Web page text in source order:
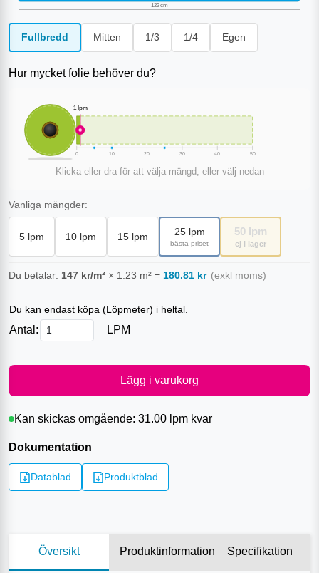
123cm
Fullbredd Mitten 1/3 1/4 Egen
Hur mycket folie behöver du?
1lpm
0 10 20 30 40 50
Klicka eller dra för att välja mängd, eller välj nedan
Vanliga mängder:
5 lpm 10 lpm 15 lpm 25lpm
bästa priset
50 lpm
ej i lager
Du betalar: 147 kr/m² × 1.23 m² = 180.81 kr (exkl moms)
Du kan endast köpa (Löpmeter) i heltal.
Antal: LPM
Lägg i varukorg
Kan skickas omgående: 31.00 lpm kvar
Dokumentation
Datablad Produktblad
Översikt Produktinformation Specifikation